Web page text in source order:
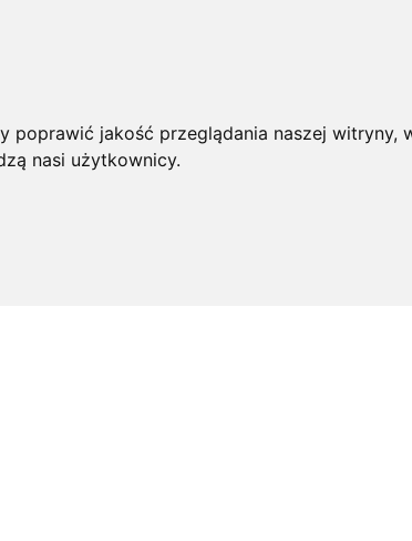
jakość przeglądania naszej witryny,
nasi użytkownicy.